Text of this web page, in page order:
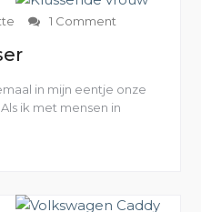
1 Comment
in mijn eentje onze
ik met mensen in